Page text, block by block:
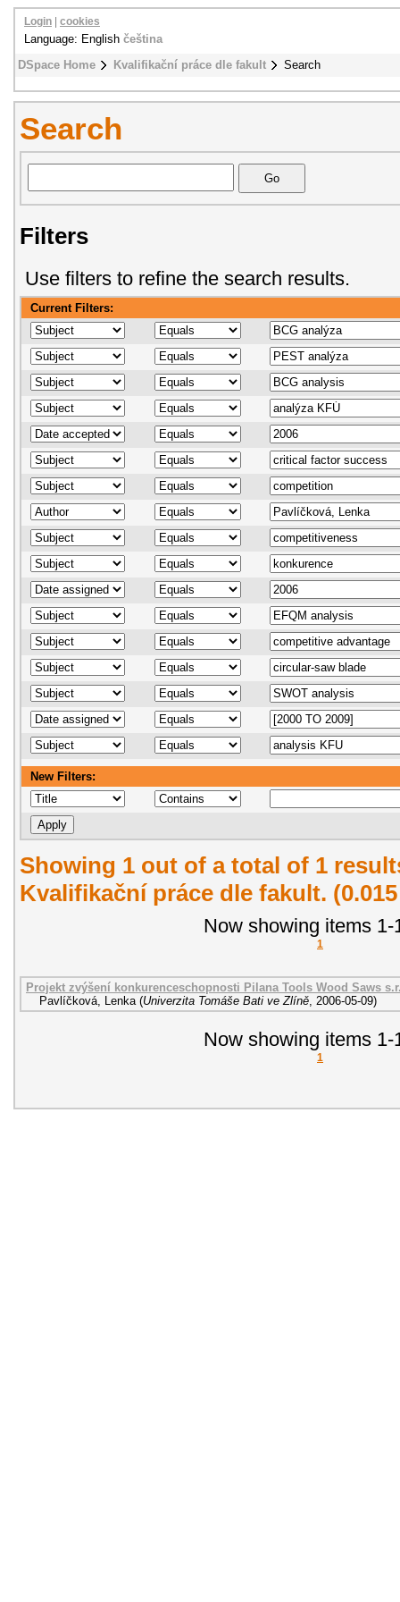
DSpace Home Kvalifikační práce dle fakult Search
Login cookies
Language: English čeština
Search
Filters
Use filters to refine the search results.
Current Filters:
New Filters:
Showing 1 out of a total of 1
Kvalifikační práce dle fakult.
Now showing items 1-
1
Projekt zvýšení konkurenceschopnosti Pilana Tools Wood Saws
Pavlíčková, Lenka (Univerzita Tomáše Bati ve Zlíně 2006-05-09)
Now showing items 1-
1